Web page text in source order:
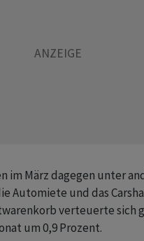
im März dagegen unter
Automiete und das
verteuerte sich
um 0,9 Prozent.